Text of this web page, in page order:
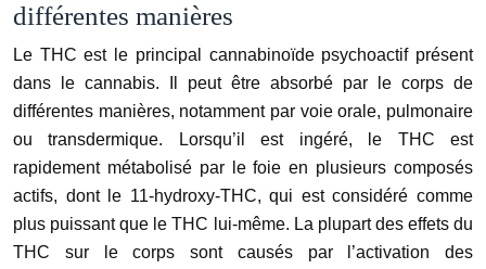
différentes manières
Le THC est le principal cannabinoïde psychoactif présent
dans le cannabis. Il peut être absorbé par le corps de
différentes manières, notamment par voie orale, pulmonaire
ou transdermique. Lorsqu’il est ingéré, le THC est
rapidement métabolisé par le foie en plusieurs composés
actifs, dont le 11-hydroxy-THC, qui est considéré comme
plus puissant que le THC lui-même. La plupart des effets du
THC sur le corps sont causés par l’activation des